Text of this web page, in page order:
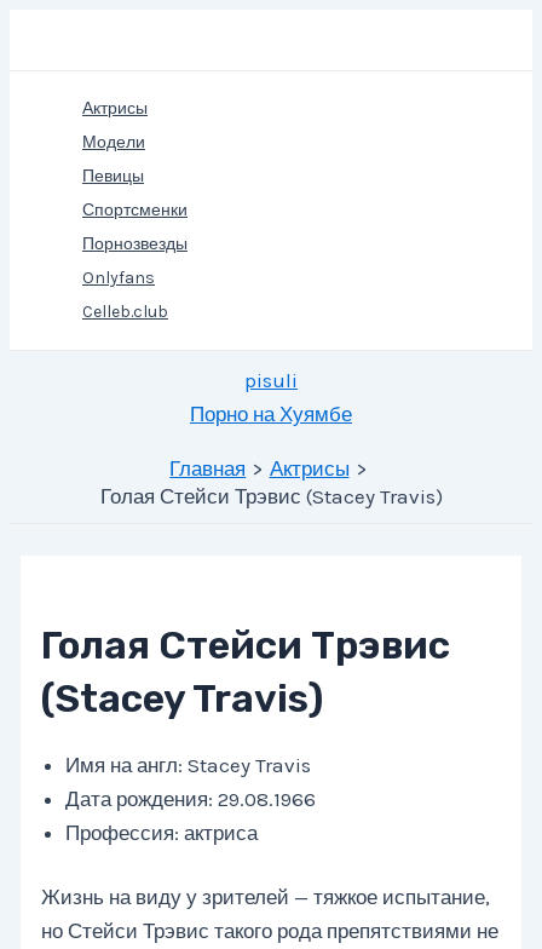
Актрисы
Модели
Певицы
Спортсменки
Порнозвезды
Onlyfans
Celleb.club
pisuli
Порно на Хуямбе
Главная
Актрисы
Голая Стейси Трэвис (Stacey Travis)
Голая Стейси Трэвис
(Stacey Travis)
Имя на англ: Stacey Travis
Дата рождения: 29.08.1966
Профессия: актриса
Жизнь на виду у зрителей — тяжкое испытание,
но Стейси Трэвис такого рода препятствиями не